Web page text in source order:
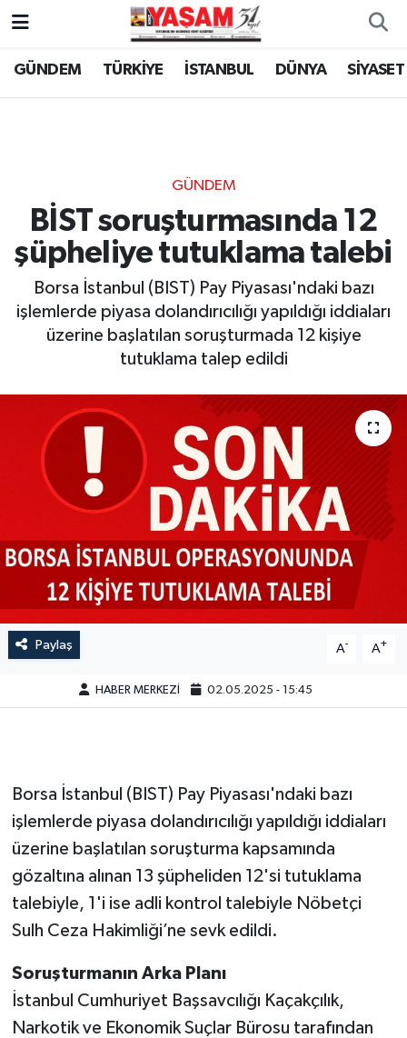
GÜNDEM TÜRKİYE İSTANBUL DÜNYA SİYASET
GÜNDEM
BİST soruşturmasında 12
şüpheliye tutuklama talebi
Borsa İstanbul (BIST) Pay Piyasası'ndaki bazı
işlemlerde piyasa dolandırıcılığı yapıldığı iddiaları
üzerine başlatılan soruşturmada 12 kişiye
tutuklama talep edildi
Paylaş A- A+
HABER MERKEZİ 02.05.2025 - 15:45
Borsa İstanbul (BIST) Pay Piyasası'ndaki bazı
işlemlerde piyasa dolandırıcılığı yapıldığı iddiaları
üzerine başlatılan soruşturma kapsamında
gözaltına alınan 13 şüpheliden 12'si tutuklama
talebiyle, 1'i ise adli kontrol talebiyle Nöbetçi
Sulh Ceza Hakimliği’ne sevk edildi.
Soruşturmanın Arka Planı
İstanbul Cumhuriyet Başsavcılığı Kaçakçılık,
Narkotik ve Ekonomik Suçlar Bürosu tarafından